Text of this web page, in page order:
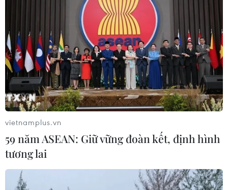
Sở hữu trí tuệ
Quy định sử dụng
RSS
Hỗ trợ
Ngôn ngữ
TTXVN
Dịch vụ tin
Quảng cáo
Liên hệ
Giấy phép số: 1374/GP-BTTTT do Bộ Thông tin và Truyền thông
cấp ngày 11/9/2008.
Quảng cáo: Phó TBT Nguyễn Thị Tám: 093.5958688, Email:
vietnamplus.vn
59 năm ASEAN: Giữ vững đoàn kết, định hình
tương lai